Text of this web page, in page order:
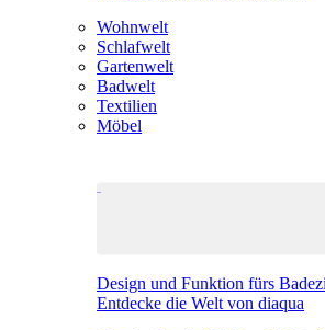
Wohnwelt
Schlafwelt
Gartenwelt
Badwelt
Textilien
Möbel
Design und Funktion fürs
Entdecke die Welt von diaqua